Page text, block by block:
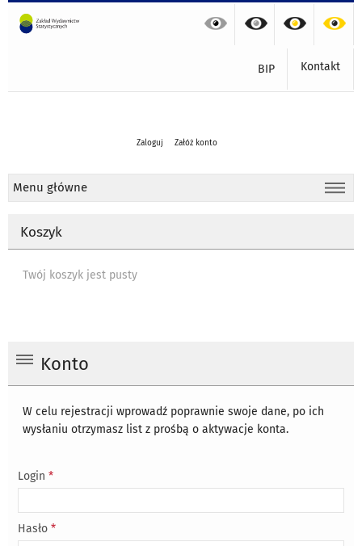
BIP Kontakt
Zaloguj Załóż konto
Menu główne
Koszyk
Twój koszyk jest pusty
Konto
W celu rejestracji wprowadź poprawnie swoje dane, po ich
wysłaniu otrzymasz list z prośbą o aktywacje konta.
Login*
Hasło*